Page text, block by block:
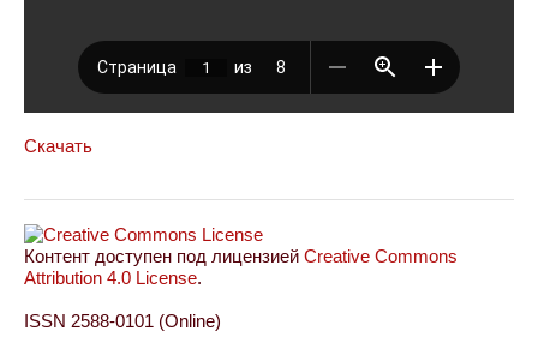
Скачать
Контент доступен под лицензией Creative Commons
Attribution 4.0 License.
ISSN 2588-0101 (Online)